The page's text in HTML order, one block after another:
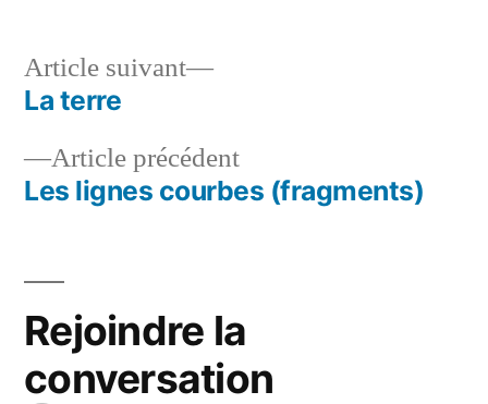
Navigation
de
l’article
Article précédentArticle
précédent :
Les lignes courbes (fragments)
Article suivant
Article
La terre
Rejoindre la
conversation